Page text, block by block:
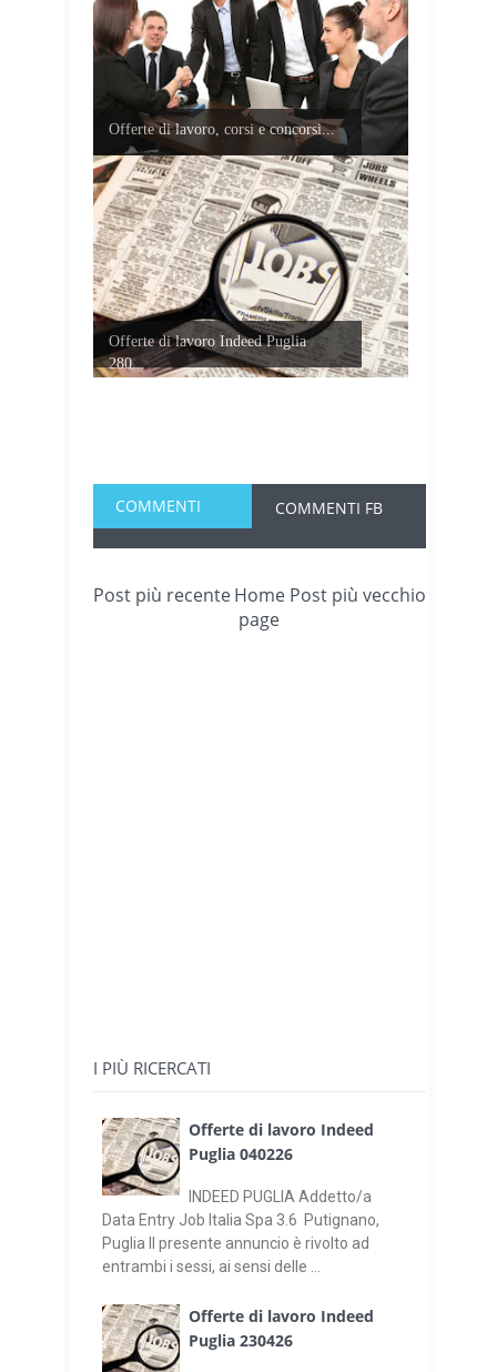
Offerte di lavoro, corsi e concorsi...
Offerte di lavoro Indeed Puglia
280...
COMMENTI COMMENTI FB
Post più recente Post più vecchio
Home
page
I PIÙ RICERCATI
Offerte di lavoro Indeed
Puglia 040226
INDEED PUGLIA Addetto/a
Data Entry Job Italia Spa 3.6 Putignano,
Puglia Il presente annuncio è rivolto ad
entrambi i sessi, ai sensi delle ...
Offerte di lavoro Indeed
Puglia 230426